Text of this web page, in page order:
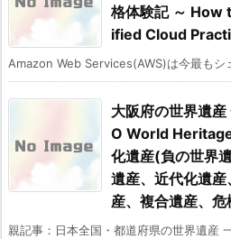
格体験記 ～
ified Cloud
Amazon Web Services(AWS)は今最もシ
大阪府の世界遺
O World
化遺産(負の世界
遺産、近代化遺
産、複合遺産、危
親記事：日本全国・都道府県の世界遺産